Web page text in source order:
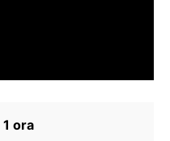
1 ora